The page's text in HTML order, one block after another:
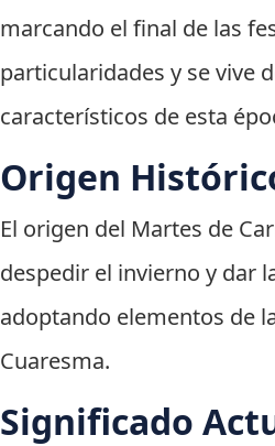
marcando el final de las
particularidades y se vive
característicos de esta
Origen
El origen del Martes de
despedir el invierno y dar
adoptando elementos de
Cuaresma.
Significado